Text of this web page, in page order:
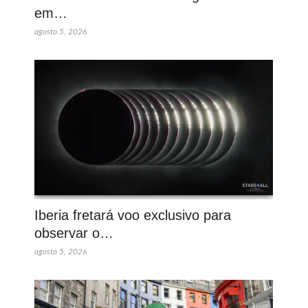
em…
agosto 5, 2026
Iberia fretará voo exclusivo para
observar o…
agosto 5, 2026